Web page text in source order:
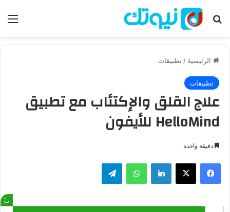
بحث عن
الرئيسية / تطبيقات
تطبيقات
علاج القلق والإكتئاب مع تطبيق
HelloMind للأيفون
دقيقة واحدة
فيسبوك لينكدإن واتساب